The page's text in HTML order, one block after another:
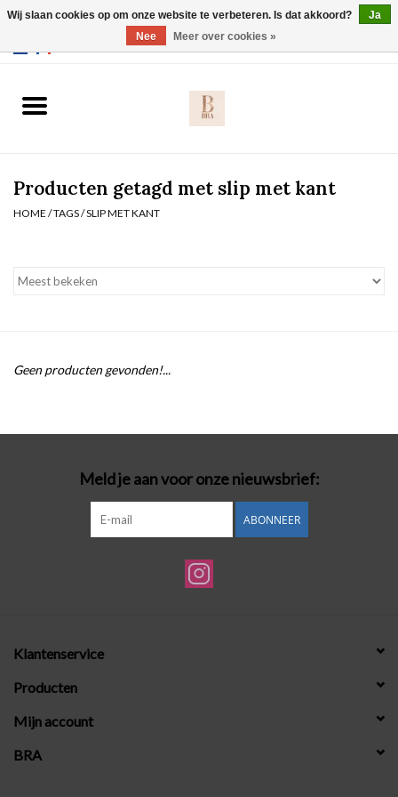
Slip
Nachtmode
Badmode
Lingerie-accessoires
Cadeaubonnen
Producten getagd met slip met kant
HOME /TAGS/SLIP MET KANT
Geen producten gevonden!...
Meld je aan voor onze nieuwsbrief:
ABONNEER
Klantenservice
Producten
Mijn account
BRA
Wij slaan cookies op om onze website te verbeteren. Is dat akkoord?
Ja
Nee
Meer over cookies »
Webshop werkt met EU maten. .